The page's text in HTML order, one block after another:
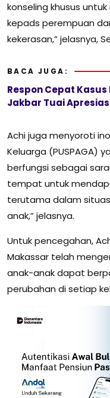
konseling khusus
kepads perempuan
kekerasan,” jelasnya,
BACA JUGA:
Respon Cepat
Jakbar Tuai
Achi juga menyoroti
Keluarga (PUSPAGA)
berfungsi sebagai
tempat untuk
terutama dalam
anak,” jelasnya.
Untuk pencegahan,
Makassar telah
anak-anak dapat
perubahan di setiap